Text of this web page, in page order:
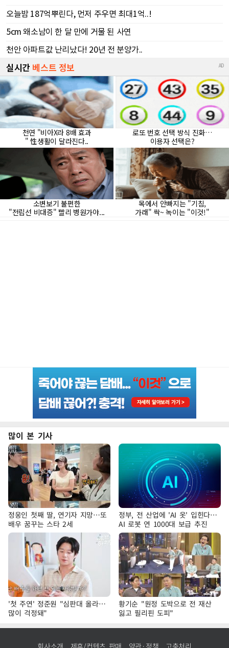
많이 본 기사
정웅인 첫째 딸, 연기자 지망…또
배우 꿈꾸는 스타 2세
정부, 전 산업에 'AI 옷' 입힌다…
AI 로봇 연 1000대 보급 추진
'첫 주연' 정준원 "심판대 올라…
많이 걱정돼"
황기순 "원정 도박으로 전 재산
잃고 필리핀 도피"